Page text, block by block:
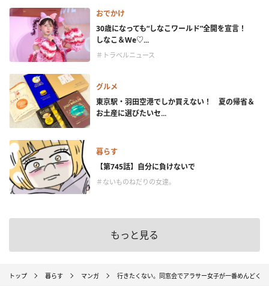
おでかけ
30歳になっても“しなこワールド”全開を宣言！
しなこ＆We♡...
＃トラベルニュース
グルメ
東京駅・羽田空港でしか買えない！ 夏の帰省＆
お土産に選びたいセ...
暮らす
【第745話】自分に負けないで
＃ないものねだりの女達。
もっと見る
トップ 暮らす マンガ 行きたくない。同窓会でアラサー女子が一番めんどく